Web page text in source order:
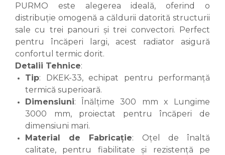
PURMO este alegerea ideală, oferind o
distribuție omogenă a căldurii datorită structurii
sale cu trei panouri și trei convectori. Perfect
pentru încăperi largi, acest radiator asigură
confortul termic dorit.
Detalii Tehnice:
Tip: DKEK-33, echipat pentru performanță
termică superioară.
Dimensiuni: Înălțime 300 mm x Lungime
3000 mm, proiectat pentru încăperi de
dimensiuni mari.
Material de Fabricație: Oțel de înaltă
calitate, pentru fiabilitate și rezistență pe